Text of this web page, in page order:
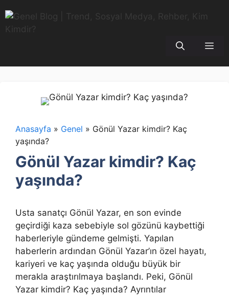
atla
Anasayfa » Genel » Gönül Yazar kimdir? Kaç
yaşında?
Gönül Yazar kimdir? Kaç
yaşında?
Usta sanatçı Gönül Yazar, en son evinde
geçirdiği kaza sebebiyle sol gözünü kaybettiği
haberleriyle gündeme gelmişti. Yapılan
haberlerin ardından Gönül Yazar’ın özel hayatı,
kariyeri ve kaç yaşında olduğu büyük bir
merakla araştırılmaya başlandı. Peki, Gönül
Yazar kimdir? Kaç yaşında? Ayrıntılar